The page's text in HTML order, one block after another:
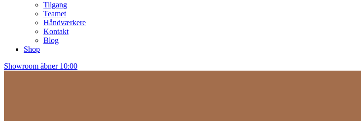
Tilgang
Teamet
Håndværkere
Kontakt
Blog
Shop
Showroom åbner 10:00